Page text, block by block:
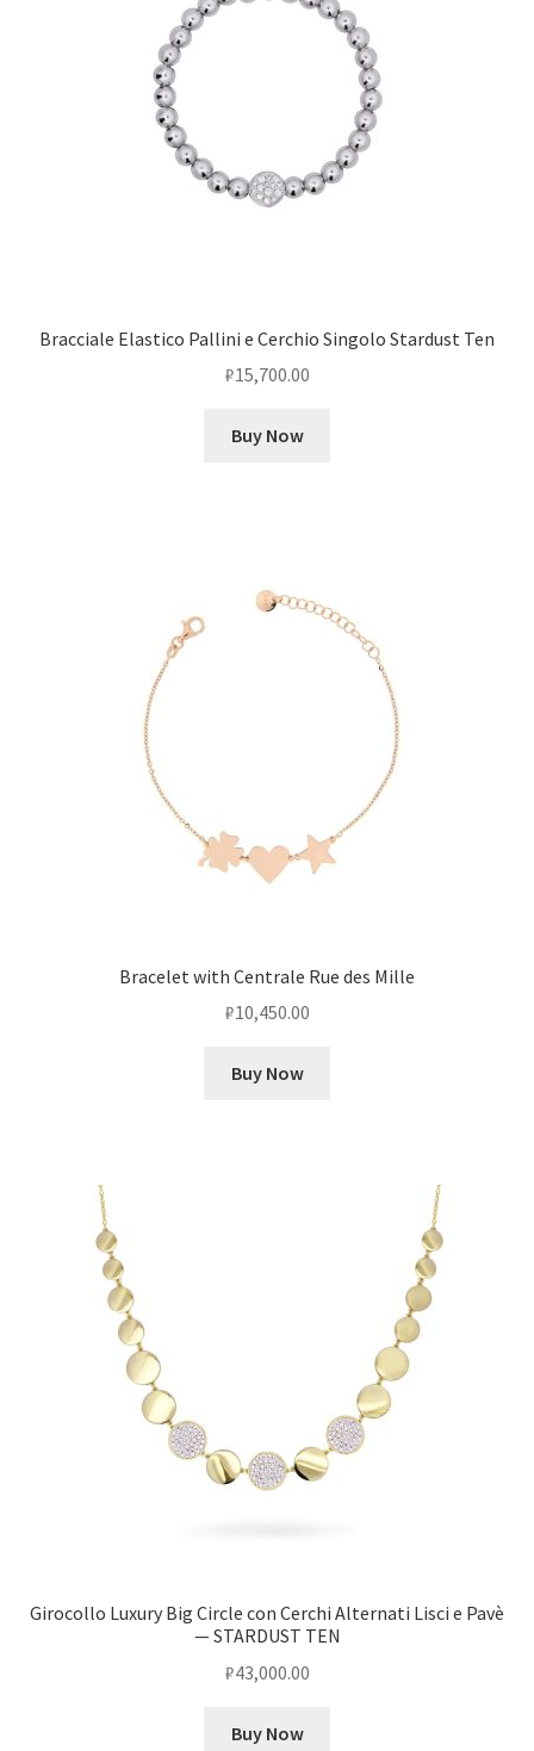
Bracciale Elastico Pallini e Cerchio Singolo Stardust Ten
₽15,700.00
Buy Now
Bracelet with Centrale Rue des Mille
₽10,450.00
Buy Now
Girocollo Luxury Big Circle con Cerchi Alternati Lisci e Pavè
— STARDUST TEN
₽43,000.00
Buy Now